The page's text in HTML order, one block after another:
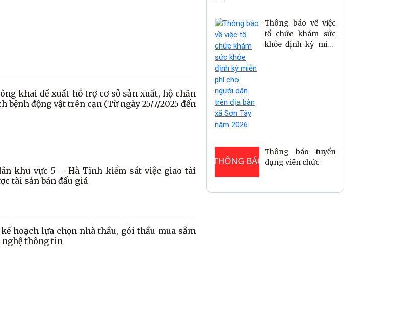
khai đề xuất hỗ trợ cơ sở sản xuất, hộ chăn
bệnh động vật trên cạn (Từ ngày 25/7/2025 đến
khu vực 5 – Hà Tĩnh kiểm sát việc giao tài
tài sản bán đấu giá
hoạch lựa chọn nhà thầu, gói thầu mua sắm
nghệ thông tin
Thông báo về việc
tổ chức khám sức
khỏe định kỳ miễn
Thông báo tuyển
dụng viên chức